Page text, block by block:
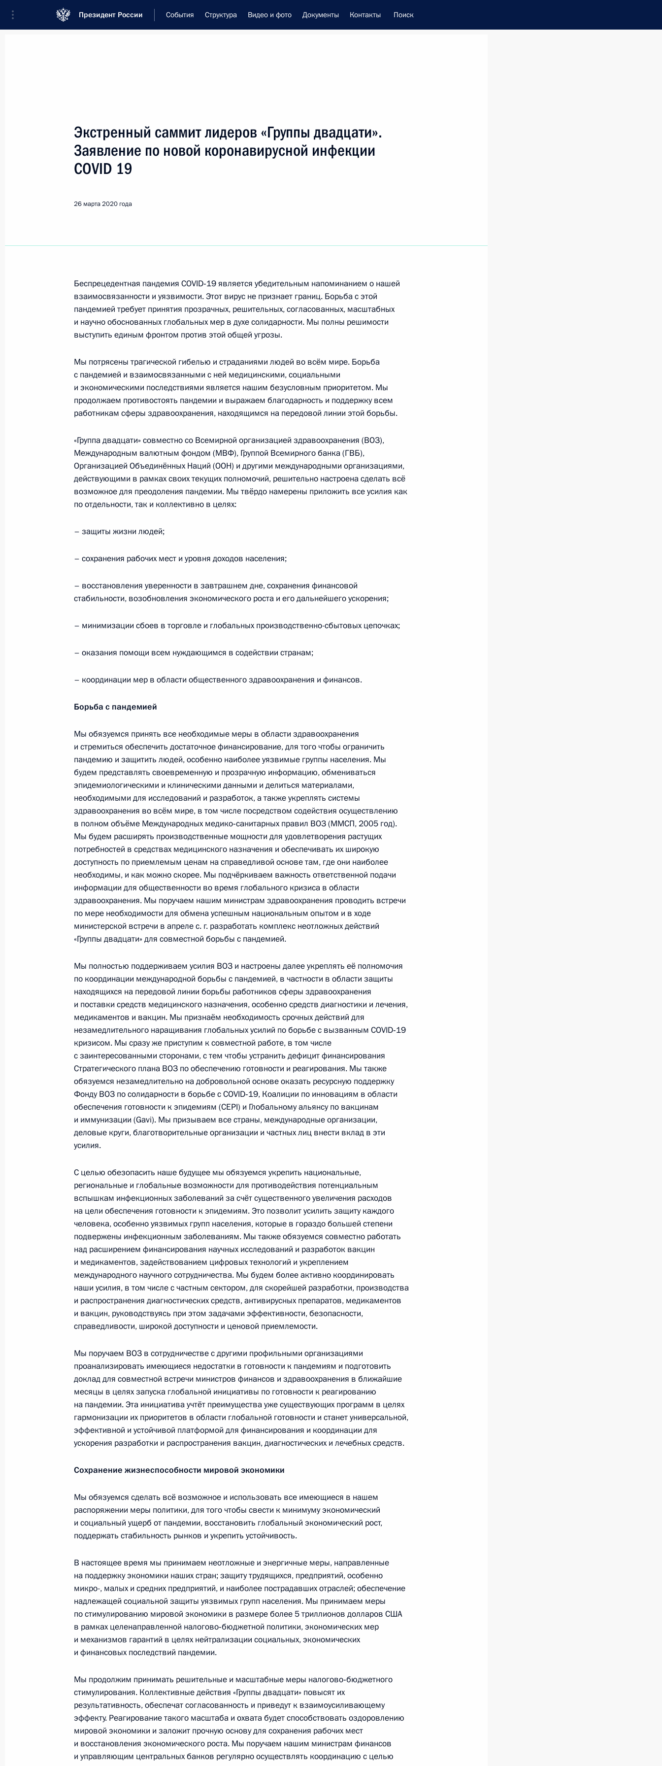
Президент России События Структура Видео и фото Документы Контакты Поиск
Рабочая встреча с вице-премьером – полпредом
Президента в ДФО Юрием Трутневым
Встреча с руководством
Министерства обороны
Встреча с Председателем
Центризбиркома Эллой
Памфиловой
Президент России
76-й гвардейской десантно-
полковником Абдулазизом
Шихабидовым
6 августа 2026 года, 20:50
Российско-Киргизской
межрегиональной конференции
6 августа 2026 года, 09:00
Встреча с председателем Союза
театральных деятелей России
Владимиром Машковым
5 августа 2026 года, 19:00
Встреча с врио губернатора
Белгородской области Александром
Шуваевым
5 августа 2026 года, 16:40
События и поездки на географической карте
Администрация Президента России
Руслан Эдельгериев посетил
Азербайджан
23 июля 2026 года, 19:00
Заседание межведомственной
рабочей группы
по повышению эффективности
сохранения объектов
культурного наследия,
находящихся
в неудовлетворительном
состоянии
В России во исполнение поручения
Президента появится единый
научно-методический центр
за рубежом
Представлен доклад о деятельности
Уполномоченного по правам
ребёнка в 2025 году
Семинар-совещание по развитию
экосистем цифровой экономики
и цифровых платформ
Российско-китайская встреча
Комиссии и советыпри Президенте России
Меры Правительства
по повышению устойчивости
экономики и поддержке
граждан в условиях санкций
GOVERNMENT.RU
Конституция Российской
Федерации
Отправить письмо Президенту
LETTERS.KREMLIN.RU
Официальный портал
правовой информации
PRAVO.GOV.RU
Экстренный саммит лидеров «Группы двадцати».
Заявление по новой коронавирусной инфекции
COVID 19
26 марта 2020 года
Беспрецедентная пандемия COVID‑19 является убедительным напоминанием о нашей
взаимосвязанности и уязвимости. Этот вирус не признает границ. Борьба с этой
пандемией требует принятия прозрачных, решительных, согласованных, масштабных
и научно обоснованных глобальных мер в духе солидарности. Мы полны решимости
выступить единым фронтом против этой общей угрозы.
Мы потрясены трагической гибелью и страданиями людей во всём мире. Борьба
с пандемией и взаимосвязанными с ней медицинскими, социальными
и экономическими последствиями является нашим безусловным приоритетом. Мы
продолжаем противостоять пандемии и выражаем благодарность и поддержку всем
работникам сферы здравоохранения, находящимся на передовой линии этой борьбы.
«Группа двадцати» совместно со Всемирной организацией здравоохранения (ВОЗ),
Международным валютным фондом (МВФ), Группой Всемирного банка (ГВБ),
Организацией Объединённых Наций (ООН) и другими международными организациями,
действующими в рамках своих текущих полномочий, решительно настроена сделать всё
возможное для преодоления пандемии. Мы твёрдо намерены приложить все усилия как
по отдельности, так и коллективно в целях:
– защиты жизни людей;
– сохранения рабочих мест и уровня доходов населения;
– восстановления уверенности в завтрашнем дне, сохранения финансовой
стабильности, возобновления экономического роста и его дальнейшего ускорения;
– минимизации сбоев в торговле и глобальных производственно-сбытовых цепочках;
– оказания помощи всем нуждающимся в содействии странам;
– координации мер в области общественного здравоохранения и финансов.
Борьба с пандемией
Мы обязуемся принять все необходимые меры в области здравоохранения
и стремиться обеспечить достаточное финансирование, для того чтобы ограничить
пандемию и защитить людей, особенно наиболее уязвимые группы населения. Мы
будем представлять своевременную и прозрачную информацию, обмениваться
эпидемиологическими и клиническими данными и делиться материалами,
необходимыми для исследований и разработок, а также укреплять системы
здравоохранения во всём мире, в том числе посредством содействия осуществлению
в полном объёме Международных медико‑санитарных правил ВОЗ (ММСП, 2005 год).
Мы будем расширять производственные мощности для удовлетворения растущих
потребностей в средствах медицинского назначения и обеспечивать их широкую
доступность по приемлемым ценам на справедливой основе там, где они наиболее
необходимы, и как можно скорее. Мы подчёркиваем важность ответственной подачи
информации для общественности во время глобального кризиса в области
здравоохранения. Мы поручаем нашим министрам здравоохранения проводить встречи
по мере необходимости для обмена успешным национальным опытом и в ходе
министерской встречи в апреле с. г. разработать комплекс неотложных действий
«Группы двадцати» для совместной борьбы с пандемией.
Мы полностью поддерживаем усилия ВОЗ и настроены далее укреплять её полномочия
по координации международной борьбы с пандемией, в частности в области защиты
находящихся на передовой линии борьбы работников сферы здравоохранения
и поставки средств медицинского назначения, особенно средств диагностики и лечения,
медикаментов и вакцин. Мы признаём необходимость срочных действий для
незамедлительного наращивания глобальных усилий по борьбе с вызванным COVID‑19
кризисом. Мы сразу же приступим к совместной работе, в том числе
с заинтересованными сторонами, с тем чтобы устранить дефицит финансирования
Стратегического плана ВОЗ по обеспечению готовности и реагирования. Мы также
обязуемся незамедлительно на добровольной основе оказать ресурсную поддержку
Фонду ВОЗ по солидарности в борьбе с COVID‑19, Коалиции по инновациям в области
обеспечения готовности к эпидемиям (CEPI) и Глобальному альянсу по вакцинам
и иммунизации (Gavi). Мы призываем все страны, международные организации,
деловые круги, благотворительные организации и частных лиц внести вклад в эти
усилия.
С целью обезопасить наше будущее мы обязуемся укрепить национальные,
региональные и глобальные возможности для противодействия потенциальным
вспышкам инфекционных заболеваний за счёт существенного увеличения расходов
на цели обеспечения готовности к эпидемиям. Это позволит усилить защиту каждого
человека, особенно уязвимых групп населения, которые в гораздо большей степени
подвержены инфекционным заболеваниям. Мы также обязуемся совместно работать
над расширением финансирования научных исследований и разработок вакцин
и медикаментов, задействованием цифровых технологий и укреплением
международного научного сотрудничества. Мы будем более активно координировать
наши усилия, в том числе с частным сектором, для скорейшей разработки, производства
и распространения диагностических средств, антивирусных препаратов, медикаментов
и вакцин, руководствуясь при этом задачами эффективности, безопасности,
справедливости, широкой доступности и ценовой приемлемости.
Мы поручаем ВОЗ в сотрудничестве с другими профильными организациями
проанализировать имеющиеся недостатки в готовности к пандемиям и подготовить
доклад для совместной встречи министров финансов и здравоохранения в ближайшие
месяцы в целях запуска глобальной инициативы по готовности к реагированию
на пандемии. Эта инициатива учтёт преимущества уже существующих программ в целях
гармонизации их приоритетов в области глобальной готовности и станет универсальной,
эффективной и устойчивой платформой для финансирования и координации для
ускорения разработки и распространения вакцин, диагностических и лечебных средств.
Сохранение жизнеспособности мировой экономики
Мы обязуемся сделать всё возможное и использовать все имеющиеся в нашем
распоряжении меры политики, для того чтобы свести к минимуму экономический
и социальный ущерб от пандемии, восстановить глобальный экономический рост,
поддержать стабильность рынков и укрепить устойчивость.
В настоящее время мы принимаем неотложные и энергичные меры, направленные
на поддержку экономики наших стран; защиту трудящихся, предприятий, особенно
микро-, малых и средних предприятий, и наиболее пострадавших отраслей; обеспечение
надлежащей социальной защиты уязвимых групп населения. Мы принимаем меры
по стимулированию мировой экономики в размере более 5 триллионов долларов США
в рамках целенаправленной налогово‑бюджетной политики, экономических мер
и механизмов гарантий в целях нейтрализации социальных, экономических
и финансовых последствий пандемии.
Мы продолжим принимать решительные и масштабные меры налогово‑бюджетного
стимулирования. Коллективные действия «Группы двадцати» повысят их
результативность, обеспечат согласованность и приведут к взаимоусиливающему
эффекту. Реагирование такого масштаба и охвата будет способствовать оздоровлению
мировой экономики и заложит прочную основу для сохранения рабочих мест
и восстановления экономического роста. Мы поручаем нашим министрам финансов
и управляющим центральных банков регулярно осуществлять координацию с целью